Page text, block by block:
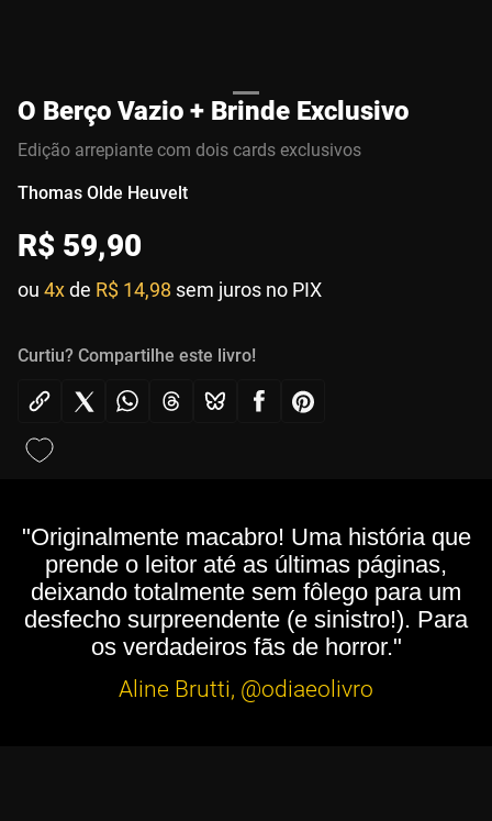
O Berço Vazio + Brinde Exclusivo
Edição arrepiante com dois cards exclusivos
Thomas Olde Heuvelt
R$ 59,90
ou 4xde R$ 14,98 sem juros no PIX
Curtiu? Compartilhe este livro!
"Originalmente macabro! Uma história que
prende o leitor até as últimas páginas,
deixando totalmente sem fôlego para um
desfecho surpreendente (e sinistro!). Para
os verdadeiros fãs de horror."
Aline Brutti, @odiaeolivro